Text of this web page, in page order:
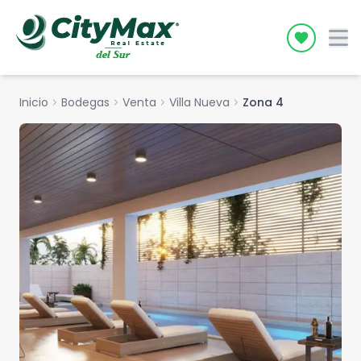
Icon
Inicio chevron_right Bodegas chevron_right Venta chevron_right Villa Nueva chevron_right Zona 4